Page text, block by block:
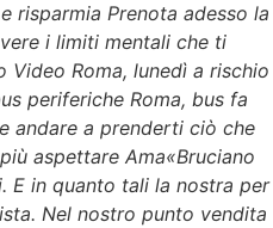
risparmia Prenota adesso la
i limiti mentali che ti
Roma, lunedì a rischio
periferiche Roma, bus fa
andare a prenderti ciò che
aspettare Ama«Bruciano
E in quanto tali la nostra per
Nel nostro punto vendita